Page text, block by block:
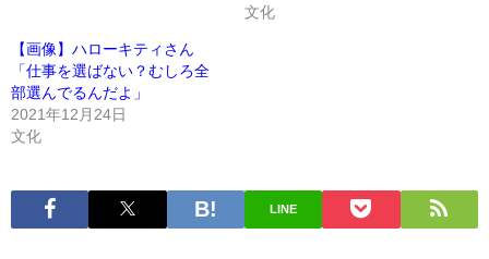
文化
【画像】ハローキティさん
「仕事を選ばない？むしろ全
部選んでるんだよ」
2021年12月24日
文化
LINE